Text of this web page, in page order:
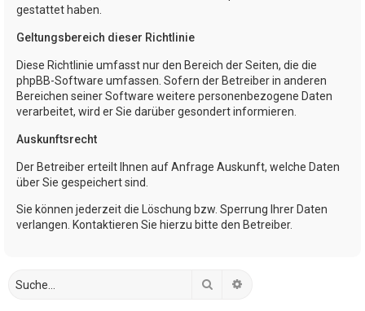
gestattet haben.
Geltungsbereich dieser Richtlinie
Diese Richtlinie umfasst nur den Bereich der Seiten, die die
phpBB-Software umfassen. Sofern der Betreiber in anderen
Bereichen seiner Software weitere personenbezogene Daten
verarbeitet, wird er Sie darüber gesondert informieren.
Auskunftsrecht
Der Betreiber erteilt Ihnen auf Anfrage Auskunft, welche Daten
über Sie gespeichert sind.
Sie können jederzeit die Löschung bzw. Sperrung Ihrer Daten
verlangen. Kontaktieren Sie hierzu bitte den Betreiber.
Suche